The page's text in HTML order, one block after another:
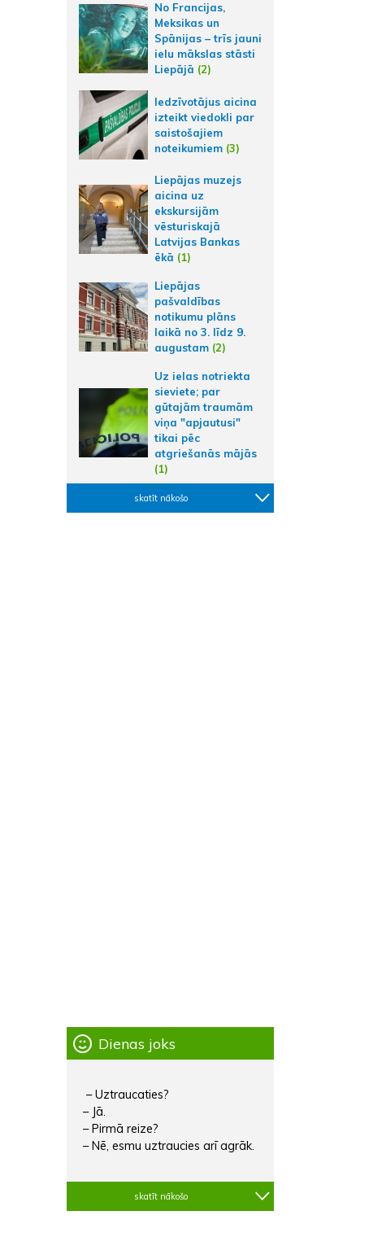
No Francijas,
Meksikas un
Spānijas – trīs jauni
ielu mākslas stāsti
Liepājā (2)
Iedzīvotājus aicina
izteikt viedokli par
saistošajiem
noteikumiem (3)
Liepājas muzejs
aicina uz
ekskursijām
vēsturiskajā
Latvijas Bankas
ēkā (1)
Liepājas
pašvaldības
notikumu plāns
laikā no 3. līdz 9.
augustam (2)
Uz ielas notriekta
sieviete; par
gūtajām traumām
viņa "apjautusi"
tikai pēc
atgriešanās mājās
(1)
skatīt nākošo
Dienas joks
– Uztraucaties?
– Jā.
– Pirmā reize?
– Nē, esmu uztraucies arī agrāk.
skatīt nākošo